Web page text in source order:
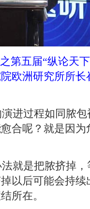
五届“纵论天下
欧洲研究所所
进过程如同脓包
合呢？就是因
就是把脓挤掉，
以后可能会持
所在。